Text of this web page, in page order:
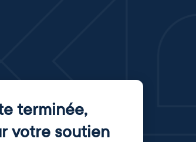
terminée,
votre soutien